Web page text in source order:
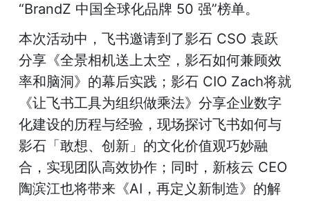
“BrandZ 中国全球化品牌 50 强”榜单。
本次活动中，飞书邀请到了影石 CSO 袁跃
分享《全景相机送上太空，影石如何兼顾效
率和脑洞》的幕后实践；影石 CIO Zach将就
《让飞书工具为组织做乘法》分享企业数字
化建设的历程与经验，现场探讨飞书如何与
影石「敢想、创新」的文化价值观巧妙融
合，实现团队高效协作；同时，新核云 CEO
陶滨江也将带来《AI，再定义新制造》的解